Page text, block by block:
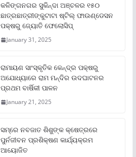
କଳିଙ୍ଗନଗର ସୁକିନ୍ଦା ଅଞ୍ଚଳର ୧୫୦
ଛାତ୍ରଛାତ୍ରୀଙ୍କୁଟାଟା ଷ୍ଟିଲ୍ ଫାଉଣ୍ଡେସନ
ପକ୍ଷରୁ ଜ୍ୟୋତି ଫେଲୋସିପ୍‌
January 31, 2025
ରାମାୟଣ ସାଂସ୍କୃତିକ କେନ୍ଦ୍ର ପକ୍ଷରୁ
ଅଯୋଧ୍ୟାରେ ରାମ ମନ୍ଦିର ଉଦଘାଟନର
ପ୍ରଥମ ବାର୍ଷିକୀ ପାଳନ
January 21, 2025
ସମ୍‌ରେ ନବଜାତ ଶିଶୁଙ୍କ କ୍ଷେତ୍ରରେ
ପୁର୍ନଜୀବନ ପ୍ରଶିକ୍ଷଣ କାର୍ଯ୍ୟକ୍ରମ
ଆୟୋଜିତ